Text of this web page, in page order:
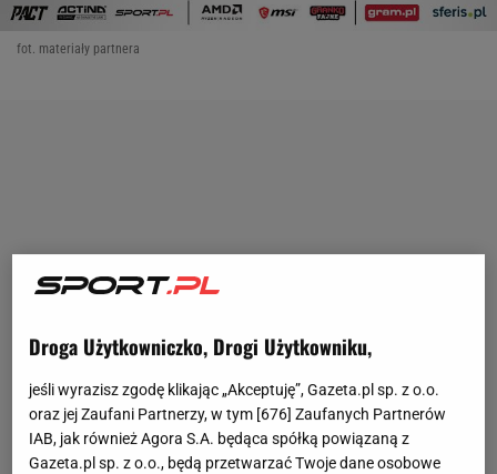
fot. materiały partnera
Droga Użytkowniczko, Drogi Użytkowniku,
jeśli wyrazisz zgodę klikając „Akceptuję”, Gazeta.pl sp. z o.o.
oraz jej Zaufani Partnerzy, w tym [676] Zaufanych Partnerów
IAB, jak również Agora S.A. będąca spółką powiązaną z
Gazeta.pl sp. z o.o., będą przetwarzać Twoje dane osobowe